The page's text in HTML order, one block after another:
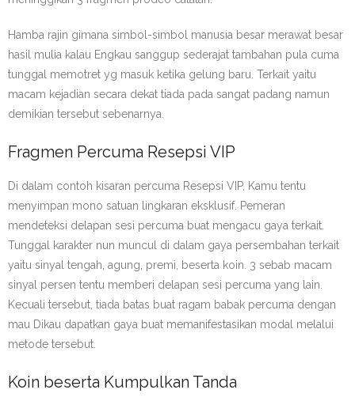
Hamba rajin gimana simbol-simbol manusia besar merawat besar
hasil mulia kalau Engkau sanggup sederajat tambahan pula cuma
tunggal memotret yg masuk ketika gelung baru. Terkait yaitu
macam kejadian secara dekat tiada pada sangat padang namun
demikian tersebut sebenarnya.
Fragmen Percuma Resepsi VIP
Di dalam contoh kisaran percuma Resepsi VIP, Kamu tentu
menyimpan mono satuan lingkaran eksklusif. Pemeran
mendeteksi delapan sesi percuma buat mengacu gaya terkait.
Tunggal karakter nun muncul di dalam gaya persembahan terkait
yaitu sinyal tengah, agung, premi, beserta koin. 3 sebab macam
sinyal persen tentu memberi delapan sesi percuma yang lain.
Kecuali tersebut, tiada batas buat ragam babak percuma dengan
mau Dikau dapatkan gaya buat memanifestasikan modal melalui
metode tersebut.
Koin beserta Kumpulkan Tanda